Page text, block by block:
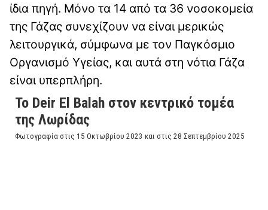
ίδια πηγή. Μόνο τα 14 από τα 36 νοσοκομεία
της Γάζας συνεχίζουν να είναι μερικώς
λειτουργικά, σύμφωνα με τον Παγκόσμιο
Οργανισμό Υγείας, και αυτά στη νότια Γάζα
είναι υπερπλήρη.